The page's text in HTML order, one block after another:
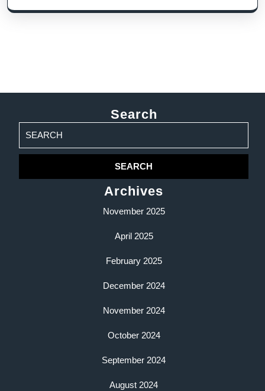
Search
for:
Archives
November 2025
April 2025
February 2025
December 2024
November 2024
October 2024
September 2024
August 2024